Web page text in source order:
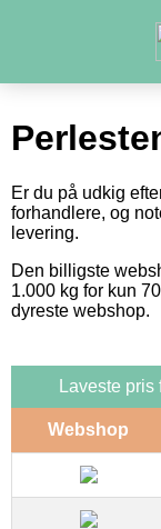
Er du på udkig
forhandlere, og
levering.
Den billigste
1.000 kg for kun
dyreste webshop.
Laveste
Webshop